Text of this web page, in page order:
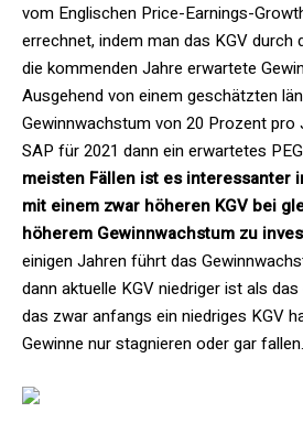
vom Englischen Price-Earnings-
errechnet, indem man das KGV
die kommenden Jahre erwartete
Ausgehend von einem geschätzten
Gewinnwachstum von 20 Prozent
SAP für 2021 dann ein erwartetes
meisten Fällen ist es interessanter
mit einem zwar höheren KGV bei
höherem Gewinnwachstum zu
einigen Jahren führt das
dann aktuelle KGV niedriger ist als
das zwar anfangs ein niedriges KGV
Gewinne nur stagnieren oder gar fallen.